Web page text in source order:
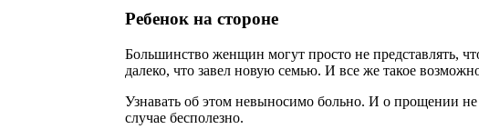
Ребенок на стороне
Большинство женщин могут просто не представлять,
далеко, что завел новую семью. И все же такое
Узнавать об этом невыносимо больно. И о прощении
случае бесполезно.